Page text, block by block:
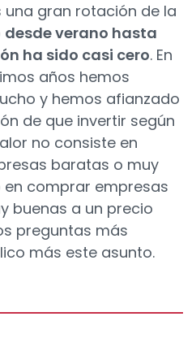
una gran rotación de la
desde verano hasta
ha sido casi cero. En
años hemos
y hemos afianzado
de que invertir según
no consiste en
baratas o muy
en comprar empresas
buenas a un precio
preguntas más
más este asunto.